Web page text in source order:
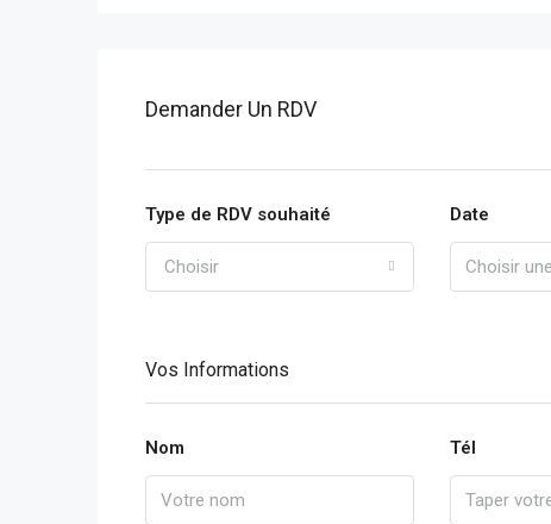
Demander Un RDV
Type de RDV souhaité
Choisir
Date
Vos Informations
Nom Tél